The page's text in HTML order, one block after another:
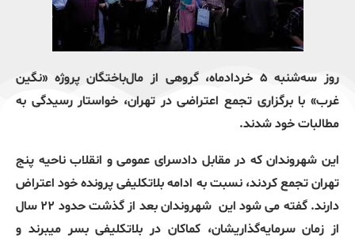
روز سه‌شنبه ۵ خردادماه، گروهی از مال‌باختگان پروژه «نگین
غرب» با برگزاری تجمع اعتراضی در تهران، خواستار رسیدگی به
مطالبات خود شدند.
این شهروندان که در مقابل دادسرای عمومی و انقلاب ناحیه پنج
تهران تجمع کردند، نسبت به ادامه بلاتکلیفی پرونده خود اعتراض
دارند. گفته می شود این
شهروندان بعد از گذشت حدود ۲۲ سال
از زمان سرمایه‌گذاریشان، کماکان در بلاتکلیفی بسر میبرند و